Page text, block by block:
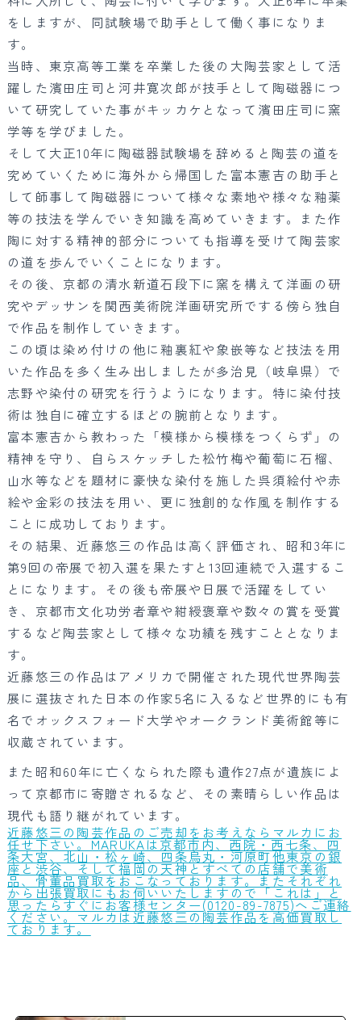
をしますが、同試験場で助手として働く事になりま
す。
当時、東京高等工業を卒業した後の大陶芸家として活
躍した濱田庄司と河井寛次郎が技手として陶磁器につ
いて研究していた事がキッカケとなって濱田庄司に窯
学等を学びました。
そして大正10年に陶磁器試験場を辞めると陶芸の道を
究めていくために海外から帰国した富本憲吉の助手と
して師事して陶磁器について様々な素地や様々な釉薬
等の技法を学んでいき知識を高めていきます。また作
陶に対する精神的部分についても指導を受けて陶芸家
の道を歩んでいくことになります。
その後、京都の清水新道石段下に窯を構えて洋画の研
究やデッサンを関西美術院洋画研究所でする傍ら独自
で作品を制作していきます。
この頃は染め付けの他に釉裏紅や象嵌等など技法を用
いた作品を多く生み出しましたが多治見（岐阜県）で
志野や染付の研究を行うようになります。特に染付技
術は独自に確立するほどの腕前となります。
富本憲吉から教わった「模様から模様をつくらず」の
精神を守り、自らスケッチした松竹梅や葡萄に石榴、
山水等などを題材に豪快な染付を施した呉須絵付や赤
絵や金彩の技法を用い、更に独創的な作風を制作する
ことに成功しております。
その結果、近藤悠三の作品は高く評価され、昭和3年に
第9回の帝展で初入選を果たすと13回連続で入選するこ
とになります。その後も帝展や日展で活躍をしてい
き、京都市文化功労者章や紺綬褒章や数々の賞を受賞
するなど陶芸家として様々な功績を残すこととなりま
す。
近藤悠三の作品はアメリカで開催された現代世界陶芸
展に選抜された日本の作家5名に入るなど世界的にも有
名でオックスフォード大学やオークランド美術館等に
収蔵されています。
また昭和60年に亡くなられた際も遺作27点が遺族によ
って京都市に寄贈されるなど、その素晴らしい作品は
現代も語り継がれています。
近藤悠三の陶芸作品のご売却をお考えならマルカにお
任せ下さい。MARUKAは京都市内、西院・西七条、四
条大宮、北山・松ヶ崎、四条烏丸・河原町他東京の銀
座と渋谷、そして福岡の天神とすべての店舗で美術
品、骨董品買取をおこなっております。またそれぞれ
から出張買取にもお伺いいたしますので「これは」と
思ったらすぐにお客様センター(0120-89-7875)へご連絡
ください。マルカは近藤悠三の陶芸作品を高価買取し
ております。